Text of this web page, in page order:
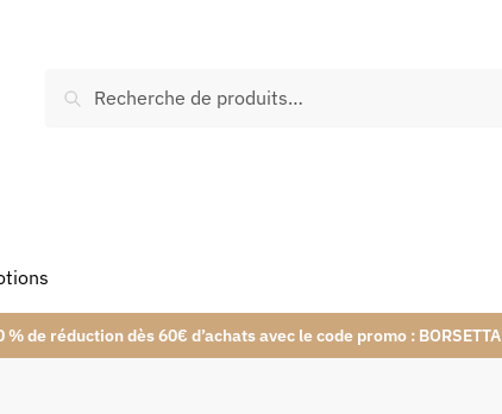
Recherche
% de réduction dès 60€ d’achats avec le code promo : BORSETTA